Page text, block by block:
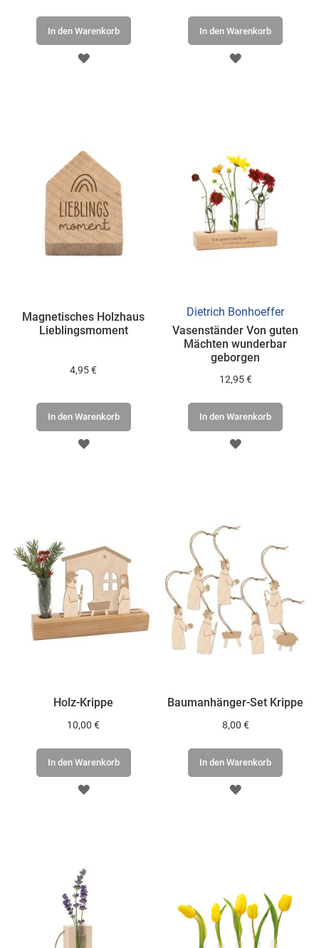
In den Warenkorb
ZUR
In den Warenkorb
ZUR
Magnetisches Holzhaus
Lieblingsmoment
4,95 €
In den Warenkorb
ZUR
Dietrich Bonhoeffer
Vasenständer Von guten
Mächten wunderbar
geborgen
12,95 €
In den Warenkorb
ZUR
Holz-Krippe
10,00 €
In den Warenkorb
ZUR
Baumanhänger-Set Krippe
8,00 €
In den Warenkorb
ZUR